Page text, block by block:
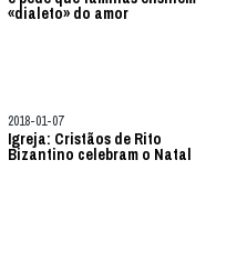
«dialeto» do amor
2018-01-07
Igreja: Cristãos de Rito
Bizantino celebram o Natal